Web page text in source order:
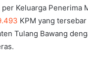
Keluarga Penerima
KPM yang tersebar
Tulang Bawang